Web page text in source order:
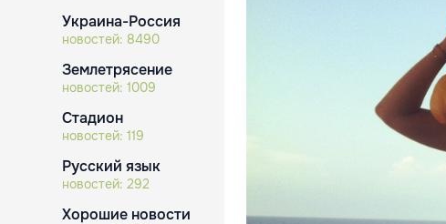
Украина-Россия
новостей: 8490
Землетрясение
новостей: 1009
Стадион
новостей: 119
Русский язык
новостей: 292
Хорошие новости